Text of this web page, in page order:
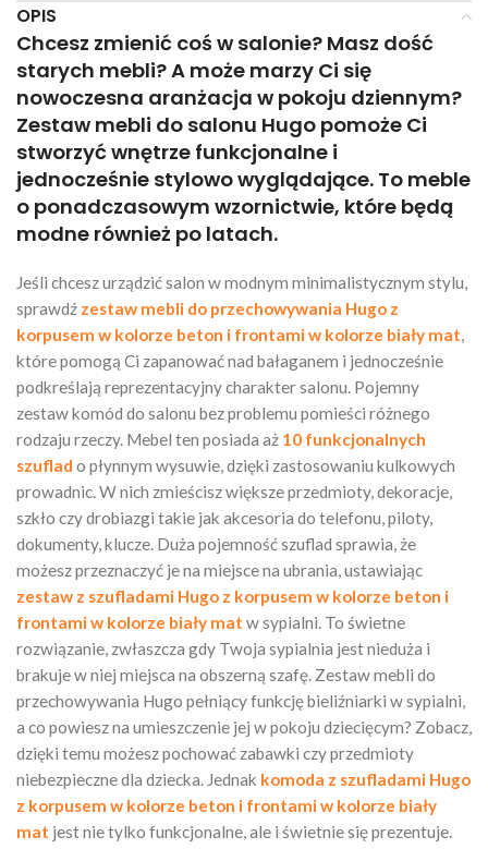
OPIS
Chcesz zmienić coś w salonie? Masz dość
starych mebli? A może marzy Ci się
nowoczesna aranżacja w pokoju dziennym?
Zestaw mebli do salonu Hugo pomoże Ci
stworzyć wnętrze funkcjonalne i
jednocześnie stylowo wyglądające. To meble
o ponadczasowym wzornictwie, które będą
modne również po latach.
Jeśli chcesz urządzić salon w modnym minimalistycznym stylu,
sprawdź zestaw mebli do przechowywania Hugo z
korpusem w kolorze beton i frontami w kolorze biały mat,
które pomogą Ci zapanować nad bałaganem i jednocześnie
podkreślają reprezentacyjny charakter salonu. Pojemny
zestaw komód do salonu bez problemu pomieści różnego
rodzaju rzeczy. Mebel ten posiada aż 10 funkcjonalnych
szuflad o płynnym wysuwie, dzięki zastosowaniu kulkowych
prowadnic. W nich zmieścisz większe przedmioty, dekoracje,
szkło czy drobiazgi takie jak akcesoria do telefonu, piloty,
dokumenty, klucze. Duża pojemność szuflad sprawia, że
możesz przeznaczyć je na miejsce na ubrania, ustawiając
zestaw z szufladami Hugo z korpusem w kolorze beton i
frontami w kolorze biały mat w sypialni. To świetne
rozwiązanie, zwłaszcza gdy Twoja sypialnia jest nieduża i
brakuje w niej miejsca na obszerną szafę. Zestaw mebli do
przechowywania Hugo pełniący funkcję bieliźniarki w sypialni,
a co powiesz na umieszczenie jej w pokoju dziecięcym? Zobacz,
dzięki temu możesz pochować zabawki czy przedmioty
niebezpieczne dla dziecka. Jednak komoda z szufladami Hugo
z korpusem w kolorze beton i frontami w kolorze biały
mat jest nie tylko funkcjonalne, ale i świetnie się prezentuje.